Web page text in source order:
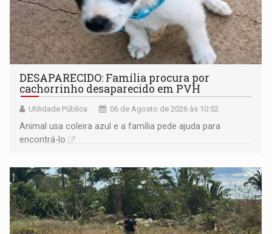
DESAPARECIDO: Família procura por
cachorrinho desaparecido em PVH
Utilidade Pública 06 de Agosto de 2026 às 10:52
Animal usa coleira azul e a família pede ajuda para
encontrá-lo